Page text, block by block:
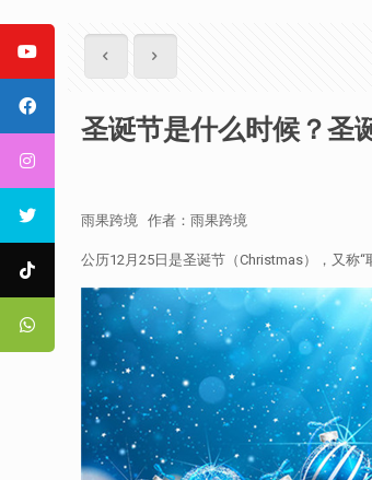
圣诞节是什么时候？圣
雨果跨境 作者：雨果跨境
公历12月25日是圣诞节（Christmas），又称